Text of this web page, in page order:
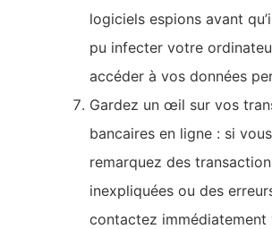
logiciels espions avant
pu infecter votre
accéder à vos données
Gardez un œil sur vos
bancaires en ligne : si vous
remarquez des
inexpliquées ou des
contactez immédiatement